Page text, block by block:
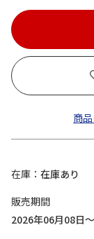
商
在庫
在庫あり
販売期間
2026年06月08日